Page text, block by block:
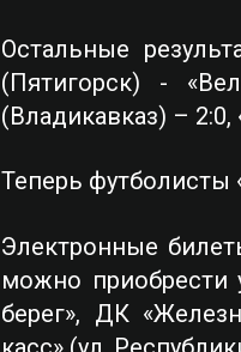
Остальные
(Пятигорск) -
(Владикавказ) –
Теперь футболисты
Электронные
можно приобрести
берег», ДК